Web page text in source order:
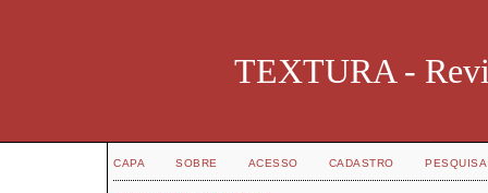
TEXTURA -
CAPA SOBRE ACESSO CADASTRO PESQUISA